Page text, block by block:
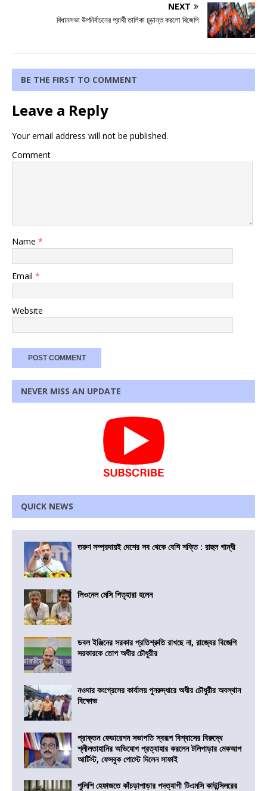
NEXT
বিধানসভা উপনির্বাচনের প্রার্থী তালিকা চূড়ান্ত করলো বিজেপি
BE THE FIRST TO COMMENT
Leave a Reply
Your email address will not be published.
Comment
Name *
Email *
Website
NEVER MISS AN UPDATE
QUICK NEWS
তরুণ সম্প্রদায়ই দেশের সব থেকে বেশি শক্তি : রাহুল গান্ধী
লিওনেল মেসি পিতৃহারা হলেন
ডবল ইঞ্জিনের সরকার প্রতিশ্রুতি রাখছে না, রাজ্যের বিজেপি
সরকারকে তোপ অধীর চৌধুরীর
নওদার কংগ্রেসের কার্যালয় পুনরুদ্ধারে অধীর চৌধুরীর অবস্থান
বিক্ষোভ
প্রাক্তন ফেডারেশন সভাপতি স্বরূপ বিশ্বাসের বিরুদ্ধে
শ্লীলতাহানির অভিযোগ প্রত্যাহার করলেন টলিপাড়ার মেকআপ
আর্টিস্ট, ফেসবুক পোস্টে দিলেন সাফাই
পুলিশি হেফাজতে কাঁচড়াপাড়ার পদত্যাগী টিএমসি কাউন্সিলরের